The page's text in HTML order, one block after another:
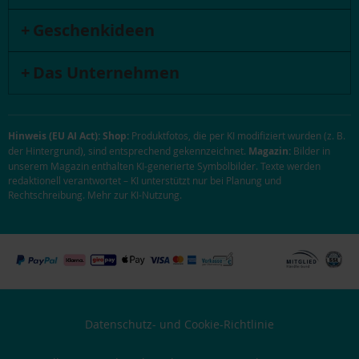
Geschenkideen
Das Unternehmen
Hinweis (EU AI Act):Shop: Produktfotos, die per KI modifiziert wurden (z. B.
der Hintergrund), sind entsprechend gekennzeichnet. Magazin: Bilder in
unserem Magazin enthalten KI-generierte Symbolbilder. Texte werden
redaktionell verantwortet – KI unterstützt nur bei Planung und
Rechtschreibung. Mehr zur KI-Nutzung.
Datenschutz- und Cookie-Richtlinie